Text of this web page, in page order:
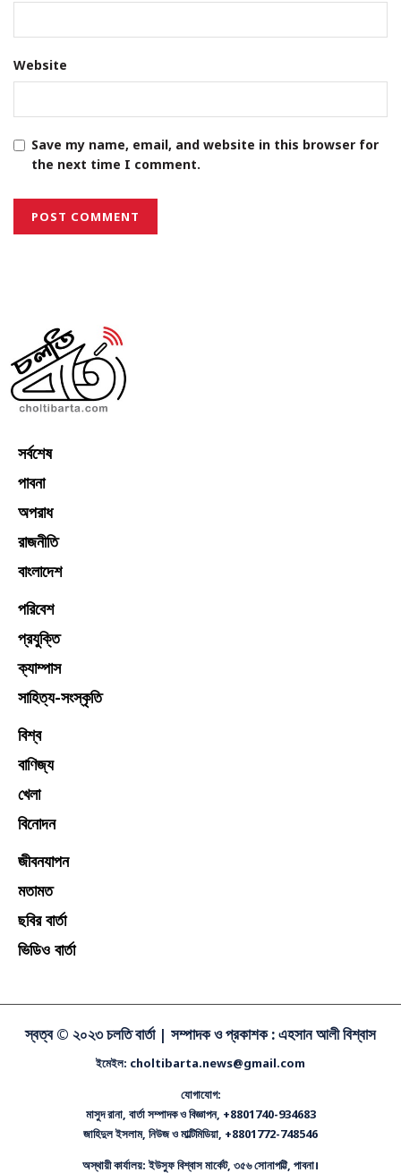
Website
Save my name, email, and website in this browser for
the next time I comment.
সর্বশেষ
পাবনা
অপরাধ
রাজনীতি
বাংলাদেশ
পরিবেশ
প্রযুক্তি
ক্যাম্পাস
সাহিত্য-সংস্কৃতি
বিশ্ব
বাণিজ্য
খেলা
বিনোদন
জীবনযাপন
মতামত
ছবির বার্তা
ভিডিও বার্তা
স্বত্ব © ২০২৩ চলতি বার্তা | সম্পাদক ও প্রকাশক : এহসান আলী বিশ্বাস
ইমেইল: choltibarta.news@gmail.com
যোগাযোগ:
মাসুদ রানা, বার্তা সম্পাদক ও বিজ্ঞাপন, +8801740-934683
জাহিদুল ইসলাম, নিউজ ও মাল্টিমিডিয়া, +8801772-748546
অস্থায়ী কার্যালয়: ইউসুফ বিশ্বাস মার্কেট, ৩৫৬ সোনাপট্টি, পাবনা।